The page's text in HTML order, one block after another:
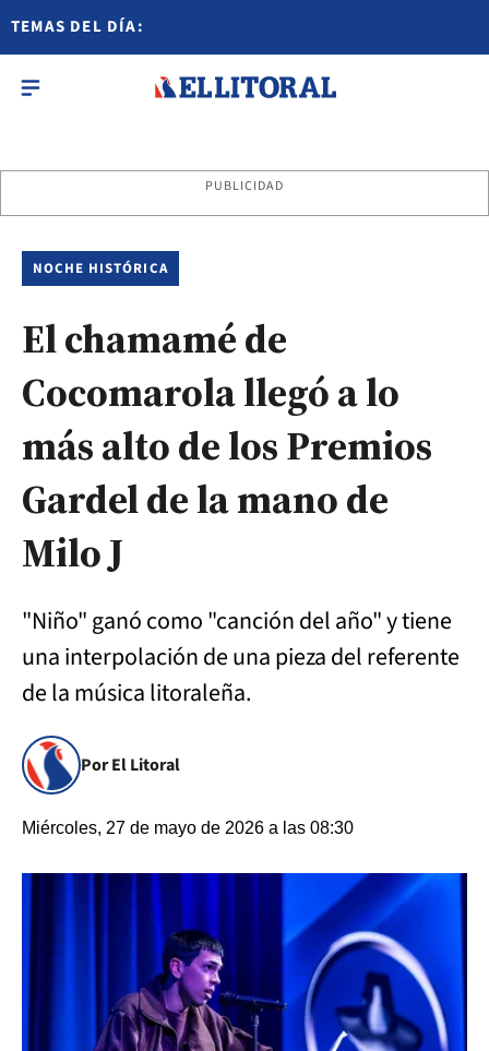
TEMAS DEL DÍA:
PUBLICIDAD
NOCHE HISTÓRICA
El chamamé de
Cocomarola llegó a lo
más alto de los Premios
Gardel de la mano de
Milo J
"Niño" ganó como "canción del año" y tiene
una interpolación de una pieza del referente
de la música litoraleña.
Por El Litoral
Miércoles, 27 de mayo de 2026 a las 08:30